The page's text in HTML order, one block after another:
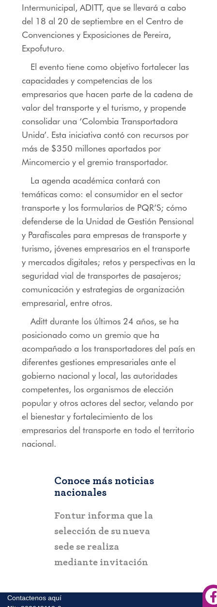
Intermunicipal, ADITT, que se llevará a cabo
del 18 al 20 de septiembre en el Centro de
Convenciones y Exposiciones de Pereira,
Expofuturo.
El evento tiene como objetivo fortalecer las
capacidades y competencias de los
empresarios que hacen parte de la cadena de
valor del transporte y el turismo, y propende
consolidar una ‘Colombia Transportadora
Unida’. Esta iniciativa contó con recursos por
más de $350 millones aportados por
Mincomercio y el gremio transportador.
La agenda académica contará con
temáticas como: el consumidor en el sector
transporte y los formularios de PQR’S; cómo
defenderse de la Unidad de Gestión Pensional
y Parafiscales para empresas de transporte y
turismo, jóvenes empresarios en el transporte
y mercados digitales; retos y perspectivas en la
seguridad vial de transportes de pasajeros;
comunicación y estrategias de organización
empresarial, entre otros.
Aditt durante los últimos 24 años, se ha
posicionado como un gremio que ha
acompañado a los transportadores del país en
diferentes gestiones empresariales ante el
gobierno nacional y local, las autoridades
competentes, los organismos de elección
popular y otros actores del sector, velando por
el bienestar y fortalecimiento de los
empresarios del transporte en todo el territorio
nacional.
Conoce más noticias
nacionales
informa que la
de su nueva
invitación
COLOMBIA
Gobierno del Progreso
entrega el “Mirador
Turístico de Arboletes”
turismo y la paz en el